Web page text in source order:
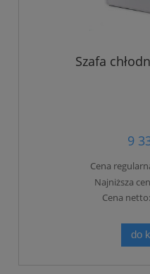
Szafa
9
Cena
Najniższa
Cena netto:
do